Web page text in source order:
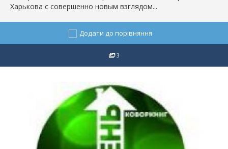
Харькова с совершенно новым взглядом...
Додати до порівняння
3